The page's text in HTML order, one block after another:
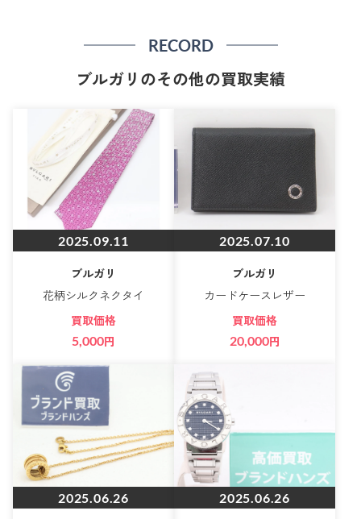
RECORD
ブルガリのその他の買取実績
2025.09.11
ブルガリ
花柄シルクネクタイ
買取価格
5,000円
2025.07.10
ブルガリ
カードケースレザー
買取価格
20,000円
2025.06.26 2025.06.26